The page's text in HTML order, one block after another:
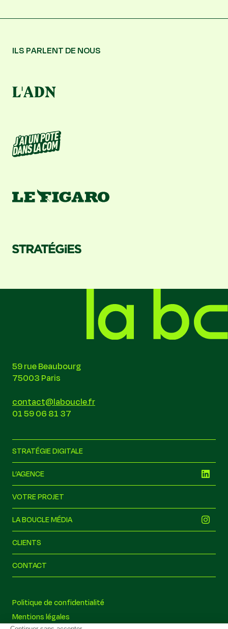
Hors ligne
On est hors ligne pour le moment
ILS PARLENT DE NOUS
59 rue Beaubourg
75003 Paris
contact@laboucle.fr
01 59 06 81 37
STRATÉGIE DIGITALE
L’AGENCE
VOTRE PROJET
LA BOUCLE MÉDIA
CLIENTS
CONTACT
Politique de confidentialité
Mentions légales